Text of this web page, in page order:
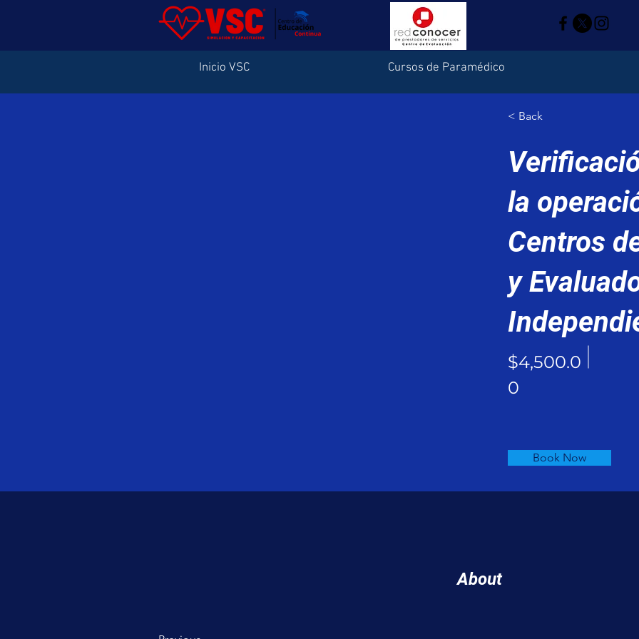
Inicio VSC Cursos de Paramédico
< Back
la
Centros
y
$4,500.0
0
Book Now
About